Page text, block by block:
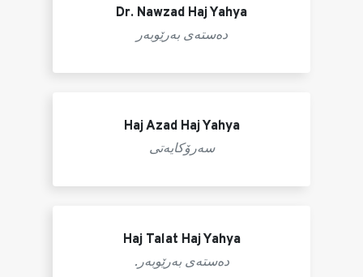
Dr. Nawzad Haj Yahya
ده‌سته‌ی به‌رێوبه‌ر
Haj Azad Haj Yahya
سه‌رۆكایه‌تی
Haj Talat Haj Yahya
ده‌سته‌ی به‌رێوبه‌ر.